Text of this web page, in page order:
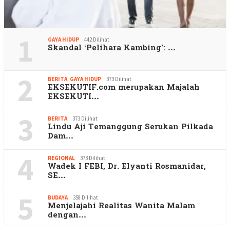
1 GAYA HIDUP 442 Dilihat
Skandal ‘Pelihara Kambing’: …
2 BERITA, GAYA HIDUP 373 Dilihat
EKSEKUTIF.com merupakan Majalah
EKSEKUTI…
3 BERITA 373 Dilihat
Lindu Aji Temanggung Serukan Pilkada
Dam…
4 REGIONAL 373 Dilihat
Wadek I FEBI, Dr. Elyanti Rosmanidar,
SE…
5 BUDAYA 358 Dilihat
Menjelajahi Realitas Wanita Malam
dengan…